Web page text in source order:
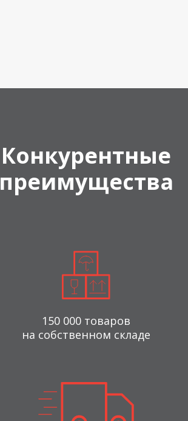
Конкурентные
преимущества
150 000 товаров
на собственном складе